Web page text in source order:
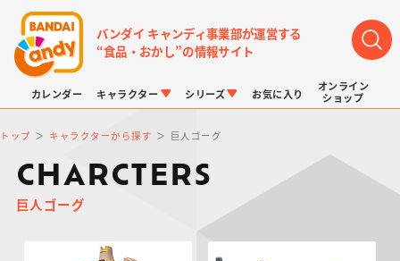
バンダイ キャンディ事業部が運営する
“食品・おかし”の情報サイト
カレンダー キャラクター
プリキュアシリーズ ドラゴンボール
シリーズ
チョコサプ ポケモンキッズ
お気に入り
オンライン
ショップ
トップ キャラクターから探す 巨人ゴーグ
CHARCTERS
巨人ゴーグ